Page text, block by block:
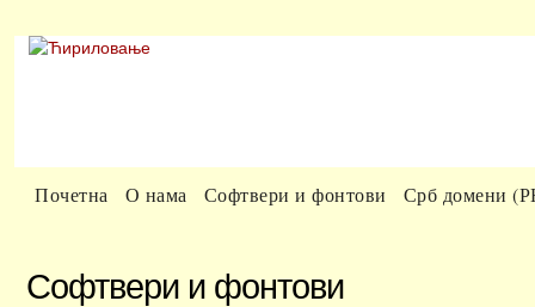
Почетна О нама Софтвери и фонтови Срб домени
Софтвери и фонтови